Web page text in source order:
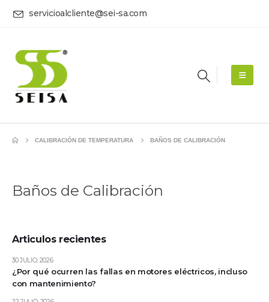
servicioalcliente@sei-sa.com
CALIBRACIÓN DE TEMPERATURA BAÑOS DE CALIBRACIÓN
Baños de Calibración
Articulos recientes
¿Por qué ocurren las fallas en motores eléctricos, incluso
con mantenimiento?
30 JULIO, 2026